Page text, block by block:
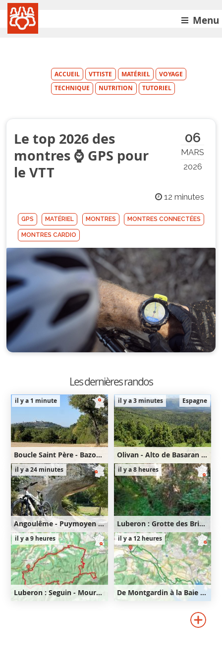
Menu
ACCUEIL VTTISTE MATÉRIEL
VOYAGE
TECHNIQUE
NUTRITION TUTORIEL
06
MARS
2026
Le top 2026 des
montres ⌚️ GPS pour
le VTT
12 minutes
GPS MATÉRIEL MONTRES MONTRES CONNECTÉES
MONTRES CARDIO
Les dernières randos
il y a 1 minute
Boucle Saint Père - Bazoches
32km
560m
560m
il y a 3 minutes Espagne
Olivan - Alto de Basaran - Flanc de l'Oturia
31km
1030m
1030m
il y a 24 minutes
Angoulême - Puymoyen - Anguienne - Soyaux - Magnac - Angoulême
46km
540m
540m
il y a 8 heures
Luberon : Grotte des Brigands - Seguin - Mourre Nègre - Fort de Buoux
35km
910m
910m
il y a 9 heures
Luberon : Seguin - Mourre Nègre - Fort de Buoux
il y a 12 heures
De Montgardin à la Baie Saint-Michel